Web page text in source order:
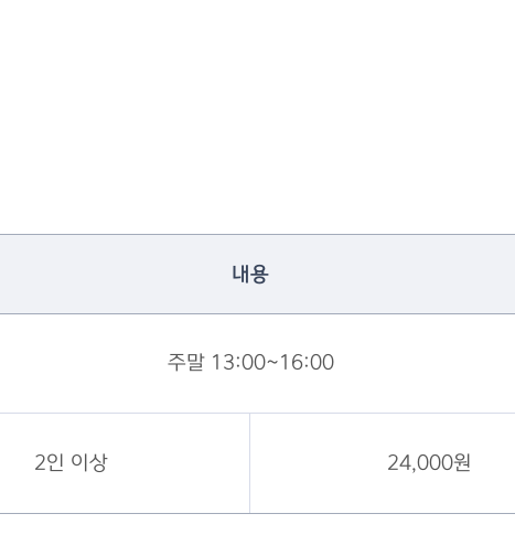
내용
주말 13:00~16:00
2인 이상 24,000원